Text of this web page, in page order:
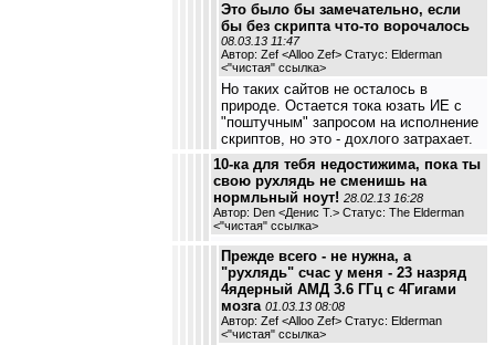
Это было бы замечательно, если
бы без скрипта что-то ворочалось
08.03.13 11:47
Автор: Zef <Alloo Zef> Статус: Elderman
<"чистая" ссылка>
Но таких сайтов не осталось в
природе. Остается тока юзать ИЕ с
"поштучным" запросом на исполнение
скриптов, но это - дохлого затрахает.
10-ка для тебя недостижима, пока ты
свою рухлядь не сменишь на
нормльный ноут! 28.02.13 16:28
Автор: Den <Денис Т.> Статус: The Elderman
<"чистая" ссылка>
Прежде всего - не нужна, а
"рухлядь" счас у меня - 23 назряд
4ядерный АМД 3.6 ГГц с 4Гигами
мозга 01.03.13 08:08
Автор: Zef <Alloo Zef> Статус: Elderman
<"чистая" ссылка>